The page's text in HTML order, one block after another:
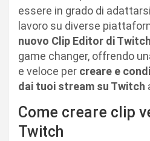
essere in grado di
lavoro su diverse
nuovo Clip Editor di Twitch
game changer, offrendo
e veloce per creare e
dai tuoi stream su Twitch
Come creare clip
Twitch